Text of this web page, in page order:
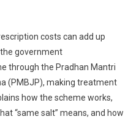
costs can add up
government
through the Pradhan Mantri
(PMBJP), making treatment
how the scheme works,
“same salt” means, and how